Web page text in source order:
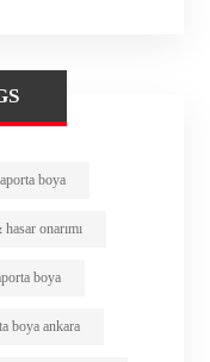
boya
onarımı
boya
boya ankara